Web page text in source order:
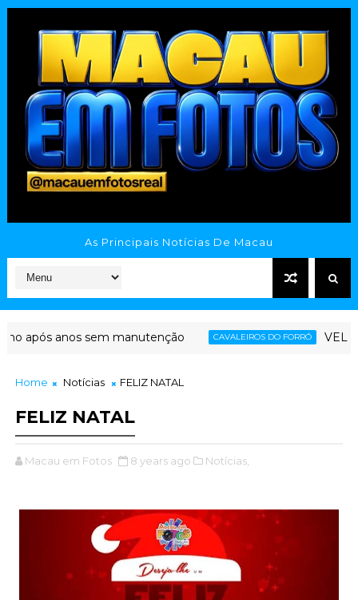
As Principais Notícias De Macau
após anos sem manutenção CAVALEIROS DO FORRÓ
Home Notícias FELIZ NATAL
FELIZ NATAL
Macau em Fotos 8 years ago Notícias,